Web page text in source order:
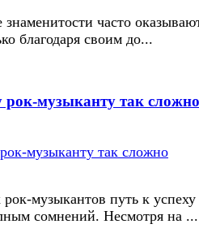
часто
благодаря своим до...
музыканту так сложно
музыкантов путь к успеху
сомнений. Несмотря на ...